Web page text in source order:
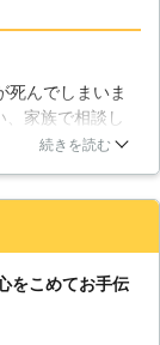
連絡いただきま
迅速にペット葬
努めさせていた
ペットちゃんは
とが可能です。
もしれません
旅立ちを見送ら
手伝いできるこ
しつけ下さい。
死んでしまいま
、家族で相談し
た。家族が揃う
続きを読む
をこめてお手伝